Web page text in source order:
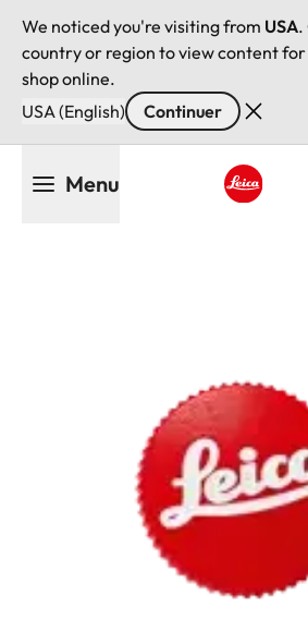
We noticed you're visiting from USA.
country or region to view content
shop online.
USA (English)
Continuer
Menu